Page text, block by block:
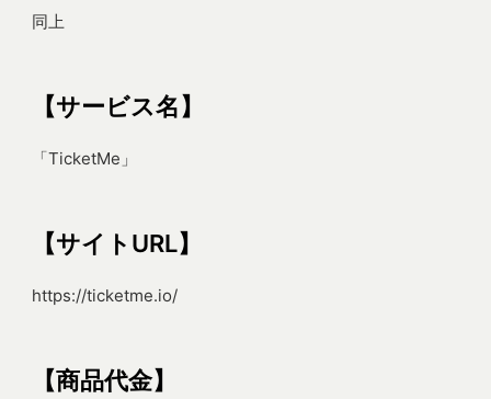
同上
【サービス名】
「TicketMe」
【サイトURL】
https://ticketme.io/
【商品代金】